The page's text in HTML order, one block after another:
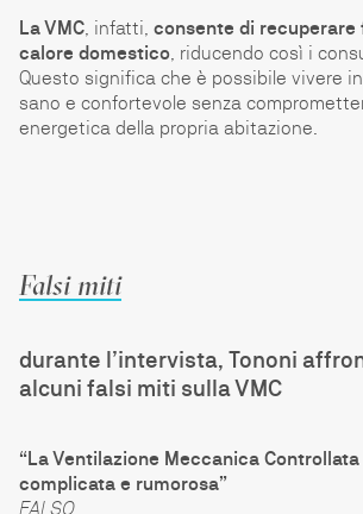
La VMC, infatti, consente di recuperare
calore domestico, riducendo così i
Questo significa che è possibile vivere
sano e confortevole senza
energetica della propria abitazione.
Falsi miti
durante l’intervista, Tononi
alcuni falsi miti sulla VMC
“La Ventilazione Meccanica
complicata e rumorosa”
FALSO